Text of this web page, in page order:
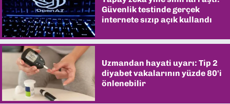
Güvenlik testinde gerçek
internete sızıp açık kullandı
Uzmandan hayati uyarı: Tip 2
diyabet vakalarının yüzde 80'i
önlenebilir